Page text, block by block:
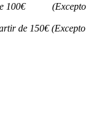
de 100€ (Excepto
de 150€ (Excepto